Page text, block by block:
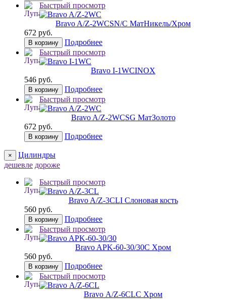
Быстрый просмотр
Bravo A/Z-2WCSN/C МатНикель/Хром
672 руб.
В корзину
Подробнее
Быстрый просмотр
Bravo I-1WCINOX
546 руб.
В корзину
Подробнее
Быстрый просмотр
Bravo A/Z-2WCSG МатЗолото
672 руб.
В корзину Подробнее
×
Цилиндры
дешевле дороже
Быстрый просмотр
Bravo A/Z-3CLI Слоновая кость
560 руб.
В корзину
Подробнее
Быстрый просмотр
Bravo AРK-60-30/30C Хром
560 руб.
В корзину
Подробнее
Быстрый просмотр
Bravo А/Z-6CLC Хром